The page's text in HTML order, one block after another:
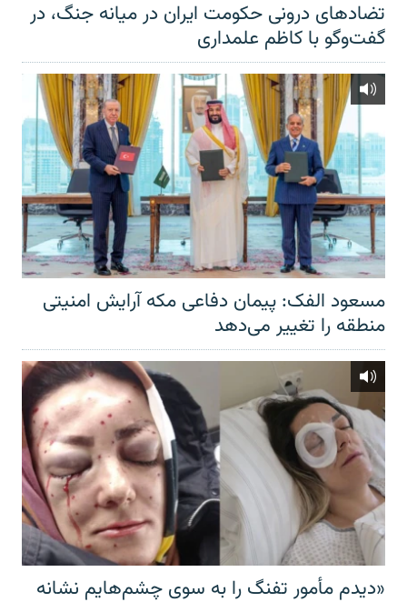
تضادهای درونی حکومت ایران در میانه جنگ، در
گفت‌‌وگو با کاظم علمداری
مسعود الفک: پیمان دفاعی مکه آرایش امنیتی
منطقه را تغییر می‌دهد
«دیدم مأمور تفنگ را به سوی چشم‌هایم نشانه